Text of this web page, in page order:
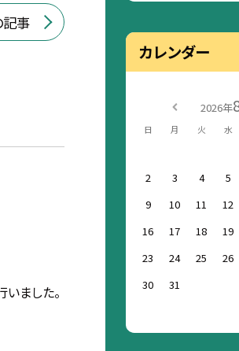
事
ました。
カレンダー
2026年
日 月 火 水
2
3 4 5
9
10 11 12
16
17 18 19
23
24 25 26
30
31